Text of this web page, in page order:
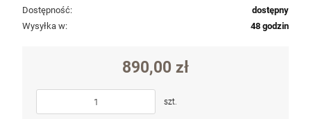
Dostępność:
dostępny
Wysyłka w:
48 godzin
890,00 zł
szt.